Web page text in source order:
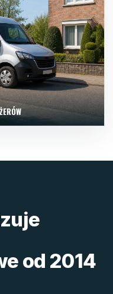
od 2014